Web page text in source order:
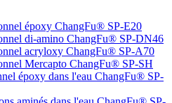
époxy ChangFu® SP-E20
di-amino ChangFu® SP-DN46
acryloxy ChangFu® SP-A70
Mercapto ChangFu® SP-SH
époxy dans l'eau ChangFu® SP-